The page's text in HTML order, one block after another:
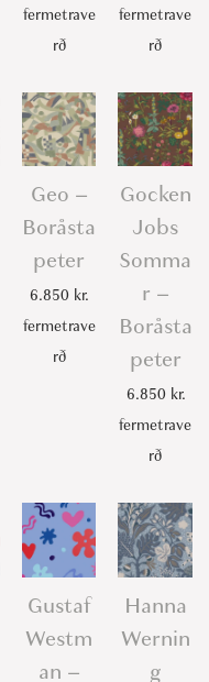
fermetrave
rð
fermetrave
rð
Geo –
Boråsta
peter
6.850 kr.
fermetrave
rð
Gocken
Jobs
Somma
r –
Boråsta
peter
6.850 kr.
fermetrave
rð
Gustaf
Westm
an –
Hanna
Wernin
g